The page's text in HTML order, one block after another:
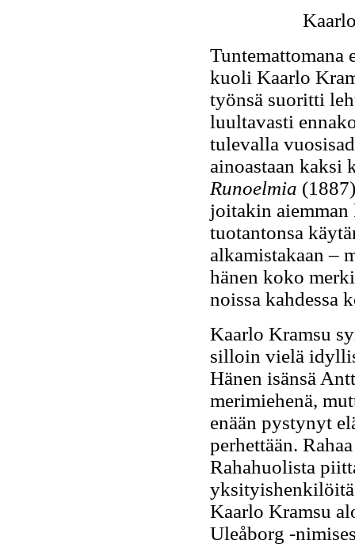
Tuntemattomana
kuoli Kaarlo
työnsä suoritti
luultavasti
tulevalla
ainoastaan kaksi
Runoelmia
joitakin aiemman
tuotantonsa
alkamistakaan –
hänen koko
noissa kahdessa
Kaarlo Kramsu
silloin vielä
Hänen isänsä
merimiehenä,
enään pystynyt
perhettään.
Rahahuolista
yksityishenkilöitä
Kaarlo Kramsu
Uleåborg -